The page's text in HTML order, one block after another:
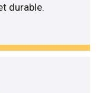
durable.